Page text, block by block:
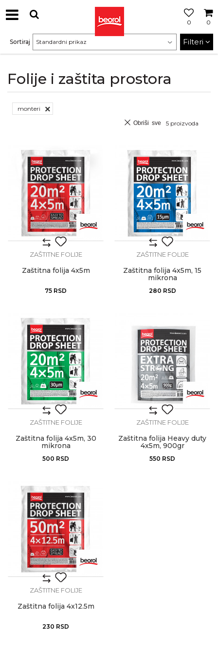
0
0
Folije i zaštita prostora
Sortiraj Filteri
monteri
5 proizvoda
Obriši sve
ZAŠTITNE FOLIJE
Zaštitna folija 4x5m
75 RSD
ZAŠTITNE FOLIJE
Zaštitna folija 4x5m, 15
mikrona
280 RSD
ZAŠTITNE FOLIJE
Zaštitna folija 4x5m, 30
mikrona
500 RSD
ZAŠTITNE FOLIJE
Zaštitna folija Heavy duty
4x5m, 900gr
550 RSD
ZAŠTITNE FOLIJE
Zaštitna folija 4x12.5m
230 RSD